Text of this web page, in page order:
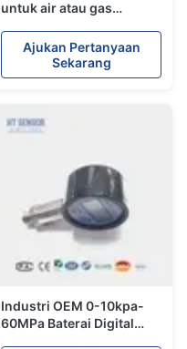
untuk air atau gas
Ajukan Pertanyaan
Sekarang
Industri OEM 0-10kpa-
60MPa Baterai Digital